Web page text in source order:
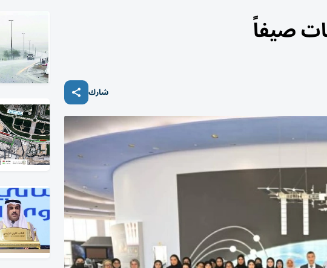
صيفاً
شارك